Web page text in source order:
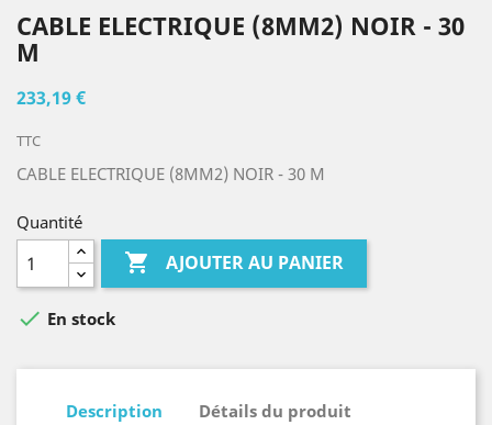
CABLE ELECTRIQUE (8MM2) NOIR - 30
M
233,19 €
TTC
CABLE ELECTRIQUE (8MM2) NOIR - 30 M
Quantité
 AJOUTER AU PANIER
 En stock
Description Détails du produit